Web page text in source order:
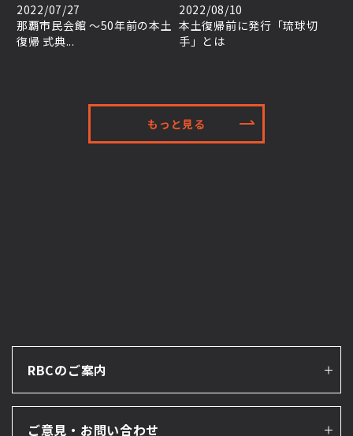
2022/07/27
那覇市民会館 ～50年前の本土
復帰 式典...
2022/08/10
本土復帰前に発行「琉球切
手」とは
もっと見る
RBCのご案内
ご意見・お問い合わせ